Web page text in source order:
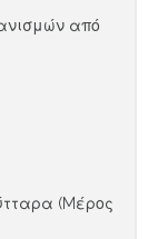
από
(Mέρος